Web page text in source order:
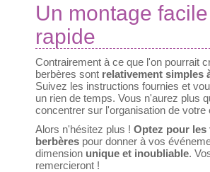
Un montage
rapide
Contrairement à ce que l'on pourrait
berbères sont relativement simples
Suivez les instructions fournies et
un rien de temps. Vous n'aurez plus
concentrer sur l'organisation de votre
Alors n'hésitez plus ! Optez pour les
berbères pour donner à vos
dimension unique et inoubliable.
remercieront !